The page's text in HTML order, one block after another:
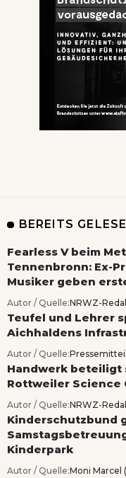
BEREITS
Fearless V beim
Tennenbronn: Ex-
Musiker geben
Autor / Quelle:NRWZ-
Teufel und Lehrer
Aichhaldens
Autor / Quelle:
Handwerk beteiligt
Rottweiler Science
Autor / Quelle:NRWZ-
Kinderschutzbund
Kinderpark
Autor / Quelle:Moni Marcel